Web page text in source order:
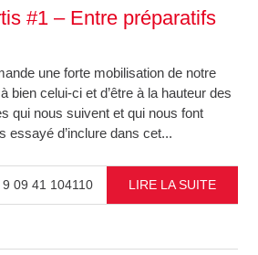
#1 – Entre préparatifs
une forte mobilisation de notre
bien celui-ci et d’être à la hauteur des
qui nous suivent et qui nous font
essayé d’inclure dans cet...
09 41 104110 LIRE LA SUITE